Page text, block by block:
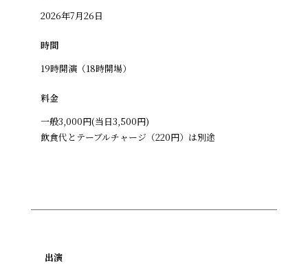
2026年7月26日
時間
19時開演（18時開場）
料金
一般3,000円(当日3,500円)
飲食代とテーブルチャージ（220円）は別途
出演